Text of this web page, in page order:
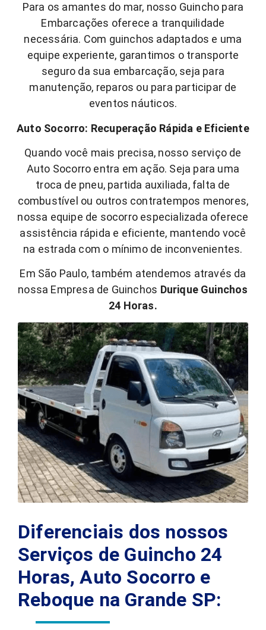
Para os amantes do mar, nosso Guincho para
Embarcações oferece a tranquilidade
necessária. Com guinchos adaptados e uma
equipe experiente, garantimos o transporte
seguro da sua embarcação, seja para
manutenção, reparos ou para participar de
eventos náuticos.
Auto Socorro: Recuperação Rápida e Eficiente
Quando você mais precisa, nosso serviço de
Auto Socorro entra em ação. Seja para uma
troca de pneu, partida auxiliada, falta de
combustível ou outros contratempos menores,
nossa equipe de socorro especializada oferece
assistência rápida e eficiente, mantendo você
na estrada com o mínimo de inconvenientes.
Em São Paulo, também atendemos através da
nossa Empresa de Guinchos Durique Guinchos
24 Horas.
Diferenciais dos nossos
Serviços de Guincho 24
Horas, Auto Socorro e
Reboque na Grande SP: